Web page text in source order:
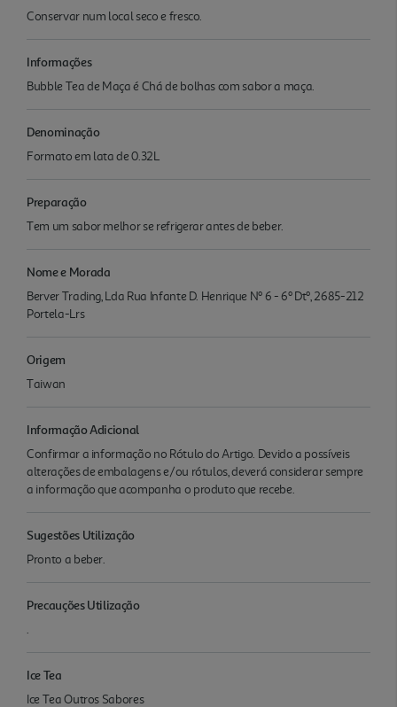
Conservar num local seco e fresco.
Informações
Bubble Tea de Maça é Chá de bolhas com sabor a maça.
Denominação
Formato em lata de 0.32L
Preparação
Tem um sabor melhor se refrigerar antes de beber.
Nome e Morada
Berver Trading, Lda Rua Infante D. Henrique Nº 6 - 6º Dtº, 2685-212
Portela-Lrs
Origem
Taiwan
Informação Adicional
Confirmar a informação no Rótulo do Artigo. Devido a possíveis
alterações de embalagens e/ou rótulos, deverá considerar sempre
a informação que acompanha o produto que recebe.
Sugestões Utilização
Pronto a beber.
Precauções Utilização
.
Ice Tea
Ice Tea Outros Sabores